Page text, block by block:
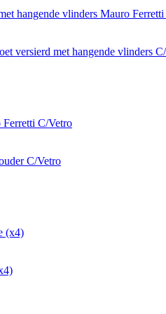
versierd met hangende vlinders
C/Vetro